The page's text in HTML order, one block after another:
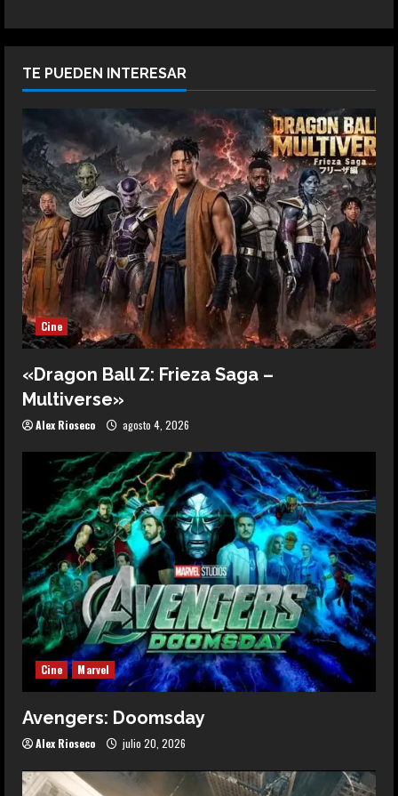
TE PUEDEN INTERESAR
Cine
«Dragon Ball Z: Frieza Saga –
Multiverse»
Alex Rioseco agosto 4, 2026
Cine Marvel
Avengers: Doomsday
Alex Rioseco julio 20, 2026